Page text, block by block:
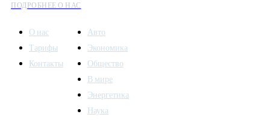
ПОДРОБНЕЕ О НАС
О нас
Тарифы
Контакты
Авто
Экономика
Общество
В мире
Энергетика
Наука